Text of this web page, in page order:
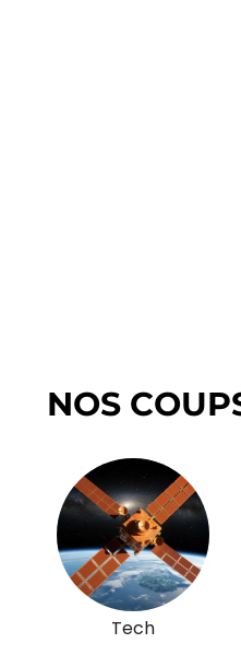
NOS
Tech